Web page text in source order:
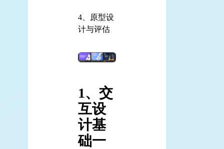
4、原型设
计与评估
1、交
互设
计基
础一